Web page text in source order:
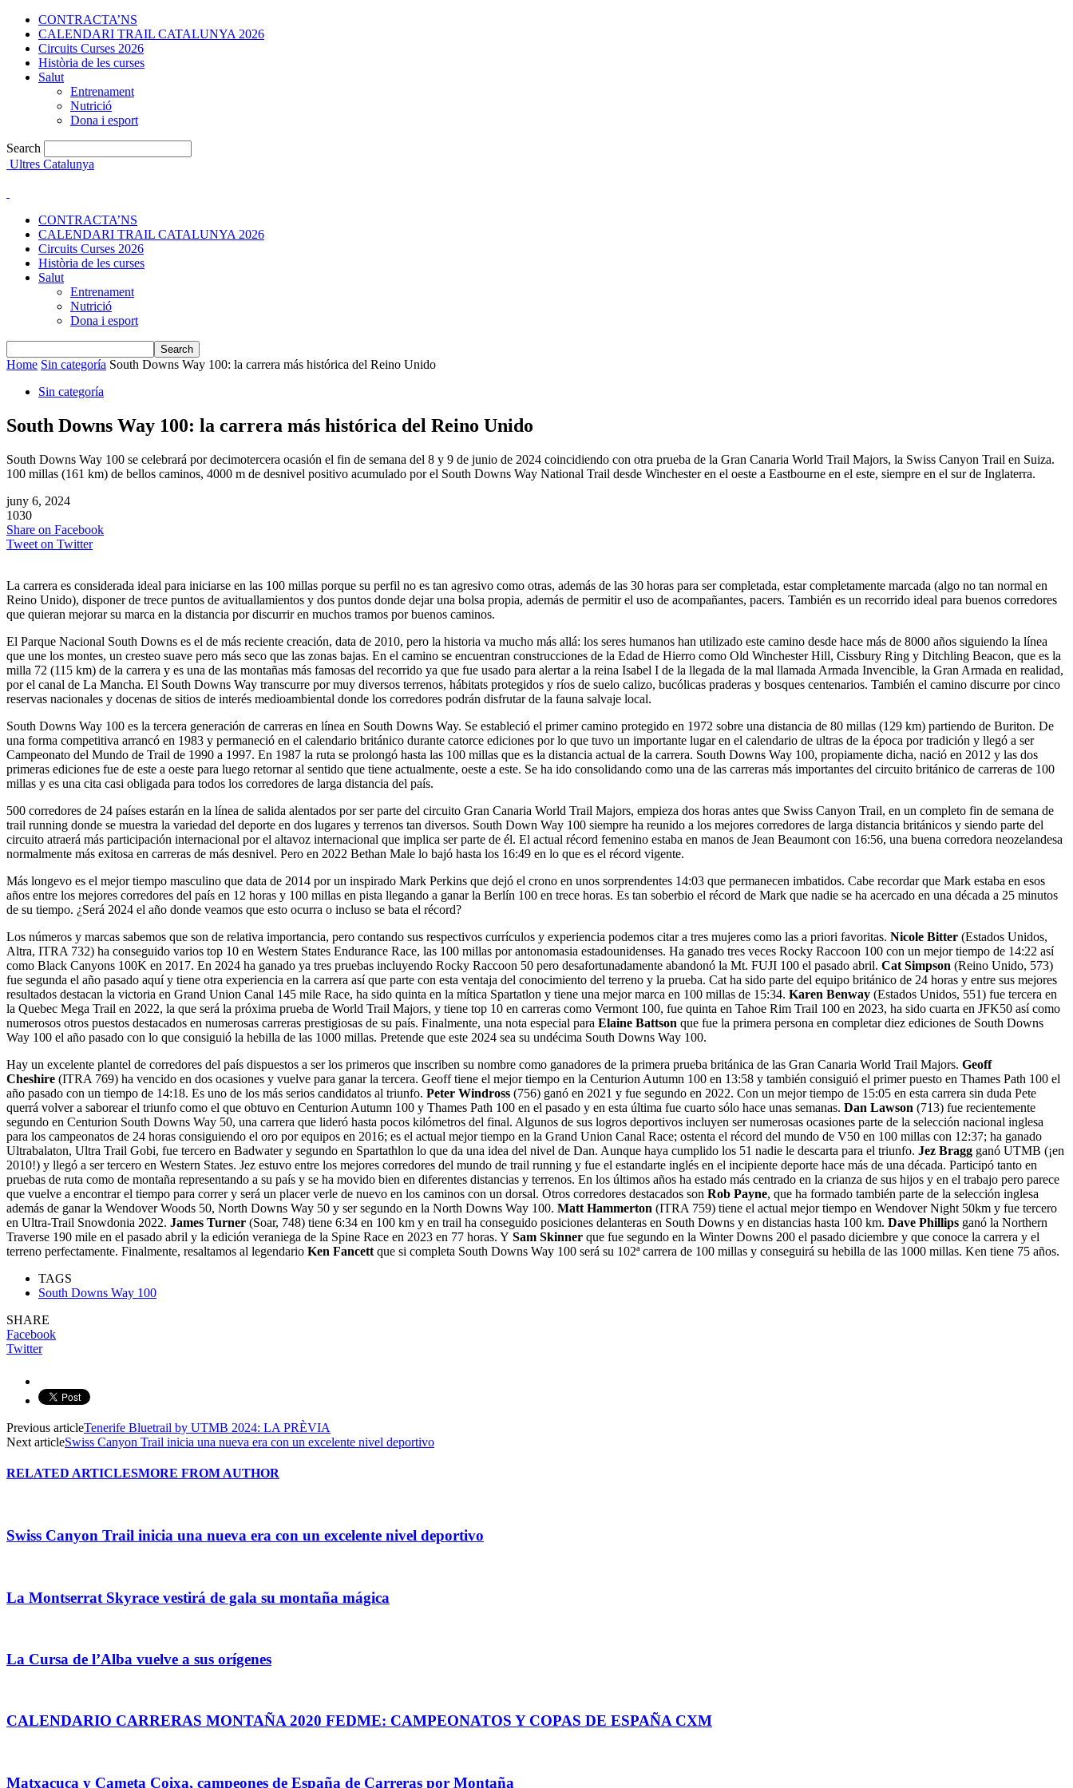
CONTRACTA’NS
CALENDARI TRAIL CATALUNYA 2026
Circuits Curses 2026
Història de les curses
Salut
Entrenament
Nutrició
Dona i esport
Search
Ultres Catalunya
CONTRACTA’NS
CALENDARI TRAIL CATALUNYA 2026
Circuits Curses 2026
Història de les curses
Salut
Entrenament
Nutrició
Dona i esport
Home Sin categoría South Downs Way 100: la carrera más histórica del Reino Unido
Sin categoría
South Downs Way 100: la carrera más histórica del Reino Unido
South Downs Way 100 se celebrará por decimotercera ocasión el fin de semana del 8 y 9 de junio de 2024 coincidiendo con otra prueba de la Gran Canaria World Trail Majors, la Swiss Canyon Trail en Suiza.
100 millas (161 km) de bellos caminos, 4000 m de desnivel positivo acumulado por el South Downs Way National Trail desde Winchester en el oeste a Eastbourne en el este, siempre en el sur de Inglaterra.
juny 6, 2024
1030
Share on Facebook
Tweet on Twitter
La carrera es considerada ideal para iniciarse en las 100 millas porque su perfil no es tan agresivo como otras, además de las 30 horas para ser completada, estar completamente marcada (algo no tan normal en
Reino Unido), disponer de trece puntos de avituallamientos y dos puntos donde dejar una bolsa propia, además de permitir el uso de acompañantes, pacers. También es un recorrido ideal para buenos corredores
que quieran mejorar su marca en la distancia por discurrir en muchos tramos por buenos caminos.
El Parque Nacional South Downs es el de más reciente creación, data de 2010, pero la historia va mucho más allá: los seres humanos han utilizado este camino desde hace más de 8000 años siguiendo la línea
que une los montes, un cresteo suave pero más seco que las zonas bajas. En el camino se encuentran construcciones de la Edad de Hierro como Old Winchester Hill, Cissbury Ring y Ditchling Beacon, que es la
milla 72 (115 km) de la carrera y es una de las montañas más famosas del recorrido ya que fue usado para alertar a la reina Isabel I de la llegada de la mal llamada Armada Invencible, la Gran Armada en realidad,
por el canal de La Mancha. El South Downs Way transcurre por muy diversos terrenos, hábitats protegidos y ríos de suelo calizo, bucólicas praderas y bosques centenarios. También el camino discurre por cinco
reservas nacionales y docenas de sitios de interés medioambiental donde los corredores podrán disfrutar de la fauna salvaje local.
South Downs Way 100 es la tercera generación de carreras en línea en South Downs Way. Se estableció el primer camino protegido en 1972 sobre una distancia de 80 millas (129 km) partiendo de Buriton. De
una forma competitiva arrancó en 1983 y permaneció en el calendario británico durante catorce ediciones por lo que tuvo un importante lugar en el calendario de ultras de la época por tradición y llegó a ser
Campeonato del Mundo de Trail de 1990 a 1997. En 1987 la ruta se prolongó hasta las 100 millas que es la distancia actual de la carrera. South Downs Way 100, propiamente dicha, nació en 2012 y las dos
primeras ediciones fue de este a oeste para luego retornar al sentido que tiene actualmente, oeste a este. Se ha ido consolidando como una de las carreras más importantes del circuito británico de carreras de 100
millas y es una cita casi obligada para todos los corredores de larga distancia del país.
500 corredores de 24 países estarán en la línea de salida alentados por ser parte del circuito Gran Canaria World Trail Majors, empieza dos horas antes que Swiss Canyon Trail, en un completo fin de semana de
trail running donde se muestra la variedad del deporte en dos lugares y terrenos tan diversos. South Down Way 100 siempre ha reunido a los mejores corredores de larga distancia británicos y siendo parte del
circuito atraerá más participación internacional por el altavoz internacional que implica ser parte de él. El actual récord femenino estaba en manos de Jean Beaumont con 16:56, una buena corredora neozelandesa
normalmente más exitosa en carreras de más desnivel. Pero en 2022 Bethan Male lo bajó hasta los 16:49 en lo que es el récord vigente.
Más longevo es el mejor tiempo masculino que data de 2014 por un inspirado Mark Perkins que dejó el crono en unos sorprendentes 14:03 que permanecen imbatidos. Cabe recordar que Mark estaba en esos
años entre los mejores corredores del país en 12 horas y 100 millas en pista llegando a ganar la Berlín 100 en trece horas. Es tan soberbio el récord de Mark que nadie se ha acercado en una década a 25 minutos
de su tiempo. ¿Será 2024 el año donde veamos que esto ocurra o incluso se bata el récord?
Los números y marcas sabemos que son de relativa importancia, pero contando sus respectivos currículos y experiencia podemos citar a tres mujeres como las a priori favoritas. Nicole Bitter (Estados Unidos,
Altra, ITRA 732) ha conseguido varios top 10 en Western States Endurance Race, las 100 millas por antonomasia estadounidenses. Ha ganado tres veces Rocky Raccoon 100 con un mejor tiempo de 14:22 así
como Black Canyons 100K en 2017. En 2024 ha ganado ya tres pruebas incluyendo Rocky Raccoon 50 pero desafortunadamente abandonó la Mt. FUJI 100 el pasado abril. Cat Simpson (Reino Unido, 573)
fue segunda el año pasado aquí y tiene otra experiencia en la carrera así que parte con esta ventaja del conocimiento del terreno y la prueba. Cat ha sido parte del equipo británico de 24 horas y entre sus mejores
resultados destacan la victoria en Grand Union Canal 145 mile Race, ha sido quinta en la mítica Spartatlon y tiene una mejor marca en 100 millas de 15:34. Karen Benway (Estados Unidos, 551) fue tercera en
la Quebec Mega Trail en 2022, la que será la próxima prueba de World Trail Majors, y tiene top 10 en carreras como Vermont 100, fue quinta en Tahoe Rim Trail 100 en 2023, ha sido cuarta en JFK50 así como
numerosos otros puestos destacados en numerosas carreras prestigiosas de su país. Finalmente, una nota especial para Elaine Battson que fue la primera persona en completar diez ediciones de South Downs
Way 100 el año pasado con lo que consiguió la hebilla de las 1000 millas. Pretende que este 2024 sea su undécima South Downs Way 100.
Hay un excelente plantel de corredores del país dispuestos a ser los primeros que inscriben su nombre como ganadores de la primera prueba británica de las Gran Canaria World Trail Majors. Geoff
Cheshire (ITRA 769) ha vencido en dos ocasiones y vuelve para ganar la tercera. Geoff tiene el mejor tiempo en la Centurion Autumn 100 en 13:58 y también consiguió el primer puesto en Thames Path 100 el
año pasado con un tiempo de 14:18. Es uno de los más serios candidatos al triunfo. Peter Windross (756) ganó en 2021 y fue segundo en 2022. Con un mejor tiempo de 15:05 en esta carrera sin duda Pete
querrá volver a saborear el triunfo como el que obtuvo en Centurion Autumn 100 y Thames Path 100 en el pasado y en esta última fue cuarto sólo hace unas semanas. Dan Lawson (713) fue recientemente
segundo en Centurion South Downs Way 50, una carrera que lideró hasta pocos kilómetros del final. Algunos de sus logros deportivos incluyen ser numerosas ocasiones parte de la selección nacional inglesa
para los campeonatos de 24 horas consiguiendo el oro por equipos en 2016; es el actual mejor tiempo en la Grand Union Canal Race; ostenta el récord del mundo de V50 en 100 millas con 12:37; ha ganado
Ultrabalaton, Ultra Trail Gobi, fue tercero en Badwater y segundo en Spartathlon lo que da una idea del nivel de Dan. Aunque haya cumplido los 51 nadie le descarta para el triunfo. Jez Bragg ganó UTMB (¡en
2010!) y llegó a ser tercero en Western States. Jez estuvo entre los mejores corredores del mundo de trail running y fue el estandarte inglés en el incipiente deporte hace más de una década. Participó tanto en
pruebas de ruta como de montaña representando a su país y se ha movido bien en diferentes distancias y terrenos. En los últimos años ha estado más centrado en la crianza de sus hijos y en el trabajo pero parece
que vuelve a encontrar el tiempo para correr y será un placer verle de nuevo en los caminos con un dorsal. Otros corredores destacados son Rob Payne, que ha formado también parte de la selección inglesa
además de ganar la Wendover Woods 50, North Downs Way 50 y ser segundo en la North Downs Way 100. Matt Hammerton (ITRA 759) tiene el actual mejor tiempo en Wendover Night 50km y fue tercero
en Ultra-Trail Snowdonia 2022. James Turner (Soar, 748) tiene 6:34 en 100 km y en trail ha conseguido posiciones delanteras en South Downs y en distancias hasta 100 km. Dave Phillips ganó la Northern
Traverse 190 mile en el pasado abril y la edición veraniega de la Spine Race en 2023 en 77 horas. Y Sam Skinner que fue segundo en la Winter Downs 200 el pasado diciembre y que conoce la carrera y el
terreno perfectamente. Finalmente, resaltamos al legendario Ken Fancett que si completa South Downs Way 100 será su 102ª carrera de 100 millas y conseguirá su hebilla de las 1000 millas. Ken tiene 75 años.
TAGS
South Downs Way 100
SHARE
Facebook
Twitter
Previous articleTenerife Bluetrail by UTMB 2024: LA PRÈVIA
Next articleSwiss Canyon Trail inicia una nueva era con un excelente nivel deportivo
RELATED ARTICLESMORE FROM AUTHOR
Swiss Canyon Trail inicia una nueva era con un excelente nivel deportivo
La Montserrat Skyrace vestirá de gala su montaña mágica
La Cursa de l’Alba vuelve a sus orígenes
CALENDARIO CARRERAS MONTAÑA 2020 FEDME: CAMPEONATOS Y COPAS DE ESPAÑA CXM
Matxacuca y Cameta Coixa, campeones de España de Carreras por Montaña